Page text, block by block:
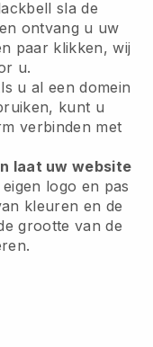
sla de
ontvang u uw
paar klikken, wij
u.
u al een domein
kunt u
verbinden met
laat uw website
logo en pas
kleuren en de
grootte van de